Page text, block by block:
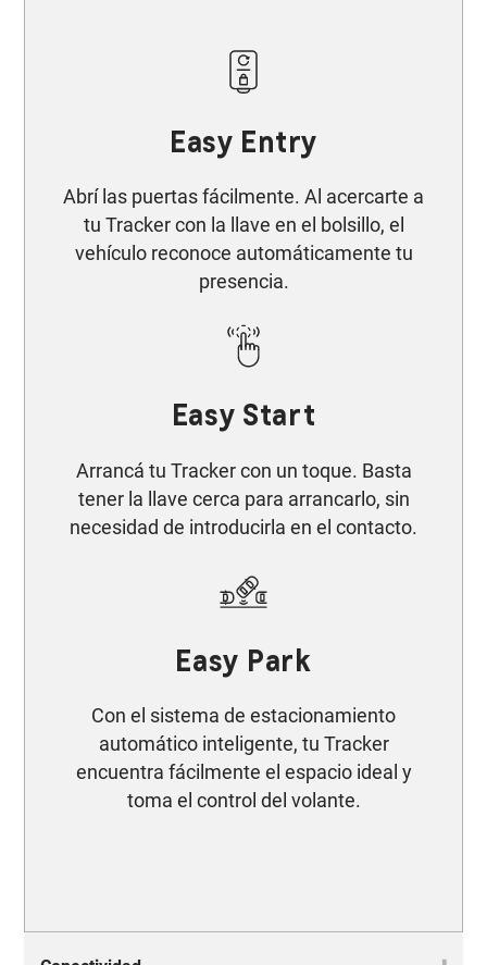
Easy Entry
Abrí las puertas fácilmente. Al acercarte a
tu Tracker con la llave en el bolsillo, el
vehículo reconoce automáticamente tu
presencia.
Easy Start​
Arrancá tu Tracker con un toque. Basta
tener la llave cerca para arrancarlo, sin
necesidad de introducirla en el contacto.
Easy Park
Con el sistema de estacionamiento
automático inteligente, tu Tracker
encuentra fácilmente el espacio ideal y
toma el control del volante.